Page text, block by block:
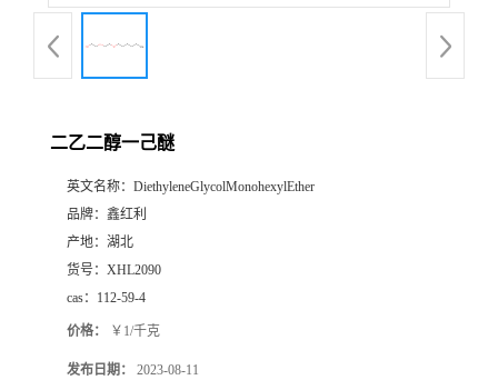
二乙二醇一己醚
英文名称： DiethyleneGlycolMonohexylEther
品牌： 鑫红利
产地： 湖北
货号： XHL2090
cas： 112-59-4
价格： ￥1/千克
发布日期： 2023-08-11